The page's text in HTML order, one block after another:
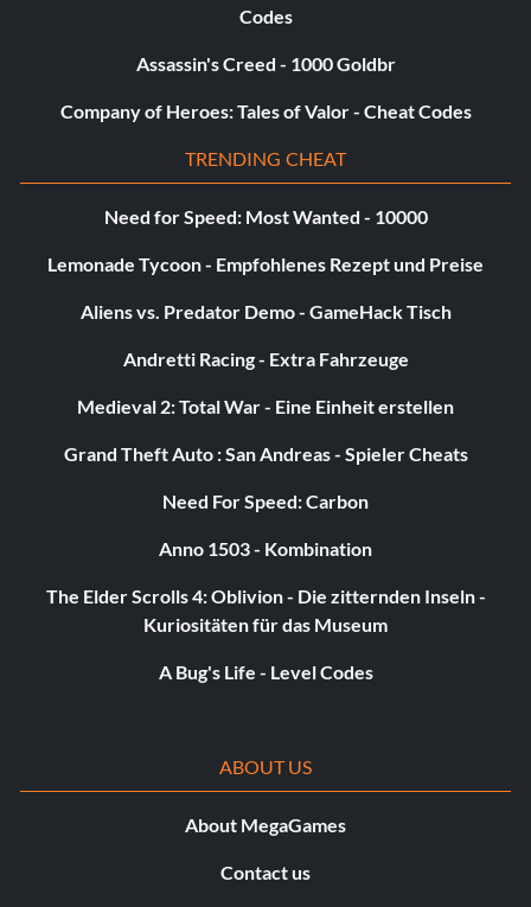
Codes
Assassin's Creed - 1000 Goldbr
Company of Heroes: Tales of Valor - Cheat Codes
TRENDING CHEAT
Need for Speed: Most Wanted - 10000
Lemonade Tycoon - Empfohlenes Rezept und Preise
Aliens vs. Predator Demo - GameHack Tisch
Andretti Racing - Extra Fahrzeuge
Medieval 2: Total War - Eine Einheit erstellen
Grand Theft Auto : San Andreas - Spieler Cheats
Need For Speed: Carbon
Anno 1503 - Kombination
The Elder Scrolls 4: Oblivion - Die zitternden Inseln -
Kuriositäten für das Museum
A Bug's Life - Level Codes
ABOUT US
About MegaGames
Contact us